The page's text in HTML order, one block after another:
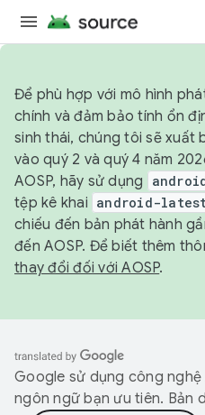
Để phù hợp với mô hình
chính và đảm bảo tính ổn
sinh thái, chúng tôi sẽ xuất
vào quý 2 và quý 4 năm
AOSP, hãy sử dụng
tệp kê khai android-
chiếu đến bản phát hành
đến AOSP. Để biết thêm
thay đổi đối với AOSP.
Google sử dụng công
ngôn ngữ bạn ưu tiên. Bản